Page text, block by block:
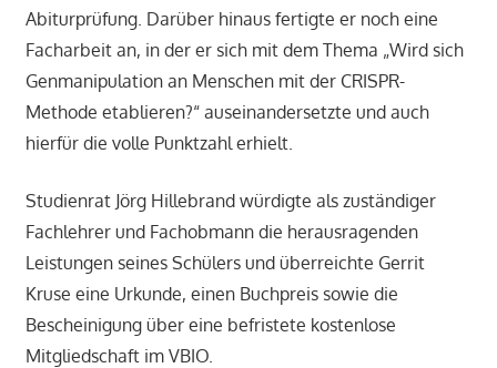
Abiturprüfung. Darüber hinaus fertigte er noch eine
Facharbeit an, in der er sich mit dem Thema „Wird sich
Genmanipulation an Menschen mit der CRISPR-
Methode etablieren?“ auseinandersetzte und auch
hierfür die volle Punktzahl erhielt.
Studienrat Jörg Hillebrand würdigte als zuständiger
Fachlehrer und Fachobmann die herausragenden
Leistungen seines Schülers und überreichte Gerrit
Kruse eine Urkunde, einen Buchpreis sowie die
Bescheinigung über eine befristete kostenlose
Mitgliedschaft im VBIO.